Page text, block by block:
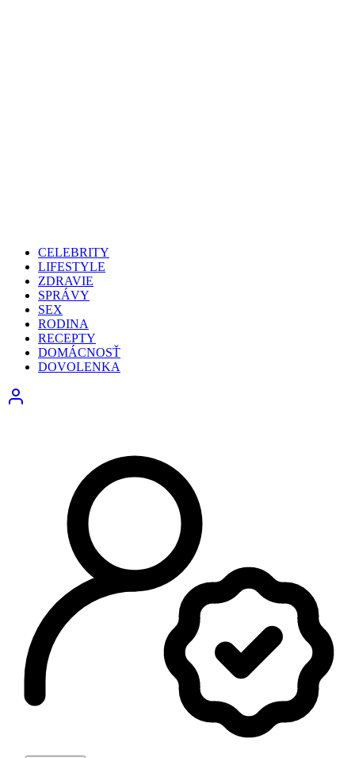
CELEBRITY
LIFESTYLE
ZDRAVIE
SPRÁVY
SEX
RODINA
RECEPTY
DOMÁCNOSŤ
DOVOLENKA